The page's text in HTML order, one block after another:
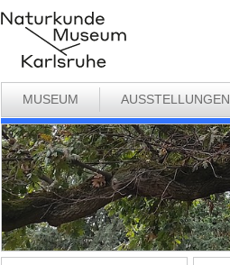
MUSEUM AUSSTELLUNGEN